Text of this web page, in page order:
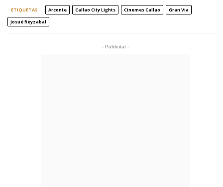
ETIQUETAS Arconte Callao City Lights Cinemes Callao
Gran Via
Josué Reyzabal
- Publicitat -